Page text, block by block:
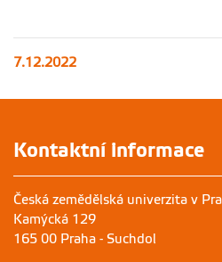
7.12.2022
Kontaktní informace
Česká zemědělská univerzita v
Kamýcká 129
165 00 Praha - Suchdol